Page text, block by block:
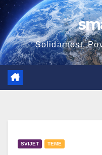
Skip
to
content
Solidarnost.
SVIJET TEME